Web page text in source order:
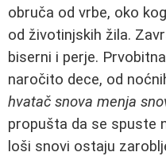
obruča od vrbe, oko
od životinjskih žila.
biserni i perje.
naročito dece, od
hvatač snova menja
propušta da se spuste
loši snovi ostaju